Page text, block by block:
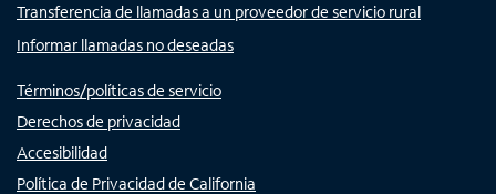
Transferencia de llamadas a un proveedor de servicio rural
Informar llamadas no deseadas
Términos/políticas de servicio
Derechos de privacidad
Accesibilidad
Política de Privacidad de California